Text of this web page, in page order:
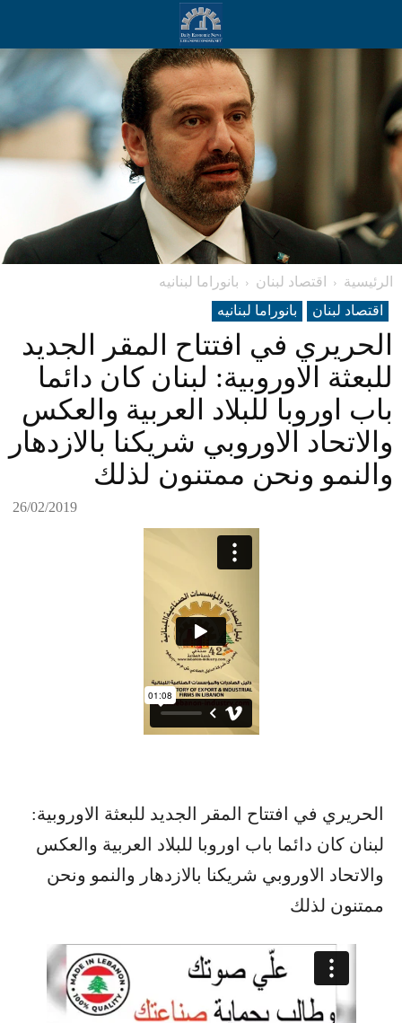
الرئيسية اقتصاد لبنان
بانوراما لبنانیه
اقتصاد لبنان
بانوراما لبنانیه
الحريري في افتتاح المقر الجديد
للبعثة الاوروبية: لبنان كان دائما
باب اوروبا للبلاد العربية والعكس
والاتحاد الاوروبي شريكنا بالازدهار
والنمو ونحن ممتنون لذلك
26/02/2019
الحريري في افتتاح المقر الجديد للبعثة الاوروبية:
لبنان كان دائما باب اوروبا للبلاد العربية والعكس
والاتحاد الاوروبي شريكنا بالازدهار والنمو ونحن
ممتنون لذلك